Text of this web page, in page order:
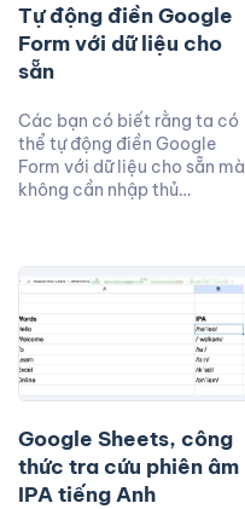
Tự động điền Google
Form với dữ liệu cho
sẵn
Các bạn có biết rằng ta có
thể tự động điền Google
Form với dữ liệu cho sẵn mà
không cần nhập thủ…
Google Sheets, công
thức tra cứu phiên âm
IPA tiếng Anh